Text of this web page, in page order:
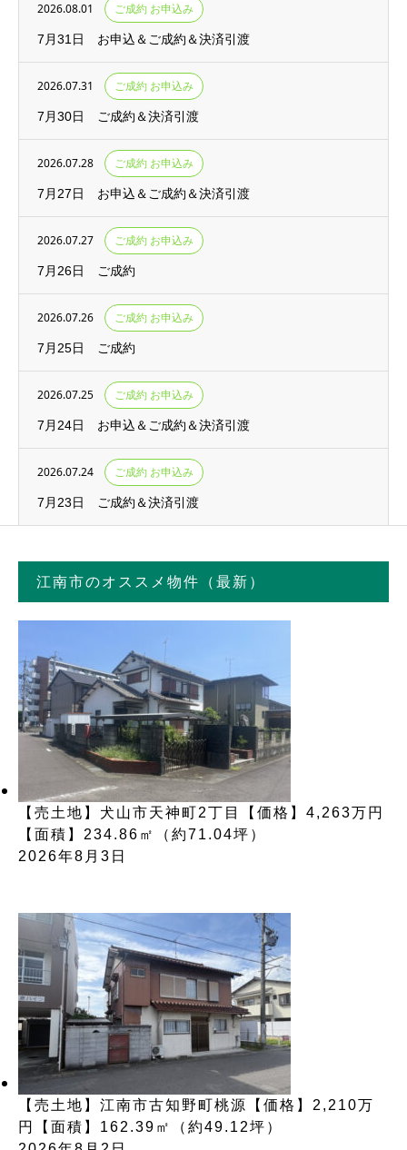
2026.08.01 ご成約 お申込み
7月31日 お申込＆ご成約＆決済引渡
2026.07.31 ご成約 お申込み
7月30日 ご成約＆決済引渡
2026.07.28 ご成約 お申込み
7月27日 お申込＆ご成約＆決済引渡
2026.07.27 ご成約 お申込み
7月26日 ご成約
2026.07.26 ご成約 お申込み
7月25日 ご成約
2026.07.25 ご成約 お申込み
7月24日 お申込＆ご成約＆決済引渡
2026.07.24 ご成約 お申込み
7月23日 ご成約＆決済引渡
江南市のオススメ物件（最新）
【売土地】犬山市天神町2丁目【価格】4,263万円
【面積】234.86㎡（約71.04坪）
2026年8月3日
【売土地】江南市古知野町桃源【価格】2,210万
円【面積】162.39㎡（約49.12坪）